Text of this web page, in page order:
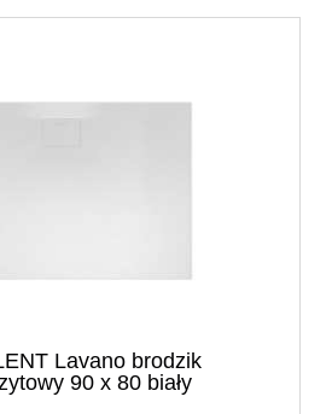
Lavano brodzik
90 x 80 biały